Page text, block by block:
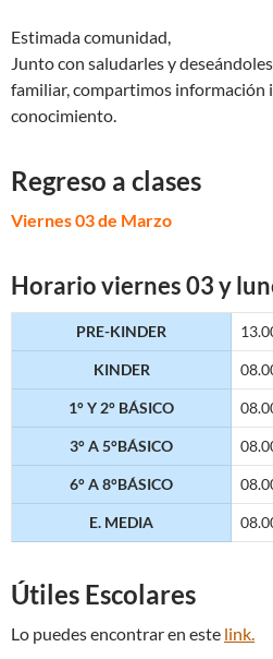
Estimada comunidad,
Junto con saludarles y
familiar, compartimos información
conocimiento.
Regreso a clases
Viernes 03 de Marzo
Horario viernes 03 y
PRE-KINDER
KINDER
1° Y 2° BÁSICO
3° A 5°BÁSICO
6° A 8°BÁSICO
E. MEDIA
Útiles Escolares
Lo puedes encontrar en este link.